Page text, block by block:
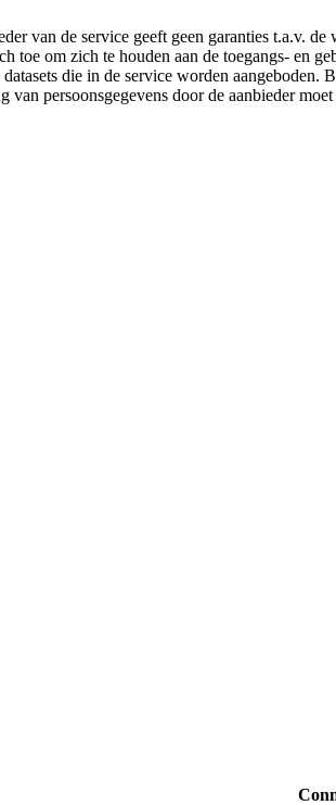
van de service geeft geen garanties t.a.v.
toe om zich te houden aan de toegangs- en
die in de service worden
persoonsgegevens door de aanbieder